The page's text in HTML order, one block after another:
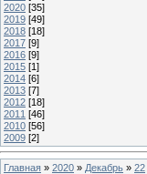
2020 [35]
2019 [49]
2018 [18]
2017 [9]
2016 [9]
2015 [1]
2014 [6]
2013 [7]
2012 [18]
2011 [46]
2010 [56]
2009 [2]
Главная » 2020 » Декабрь » 22